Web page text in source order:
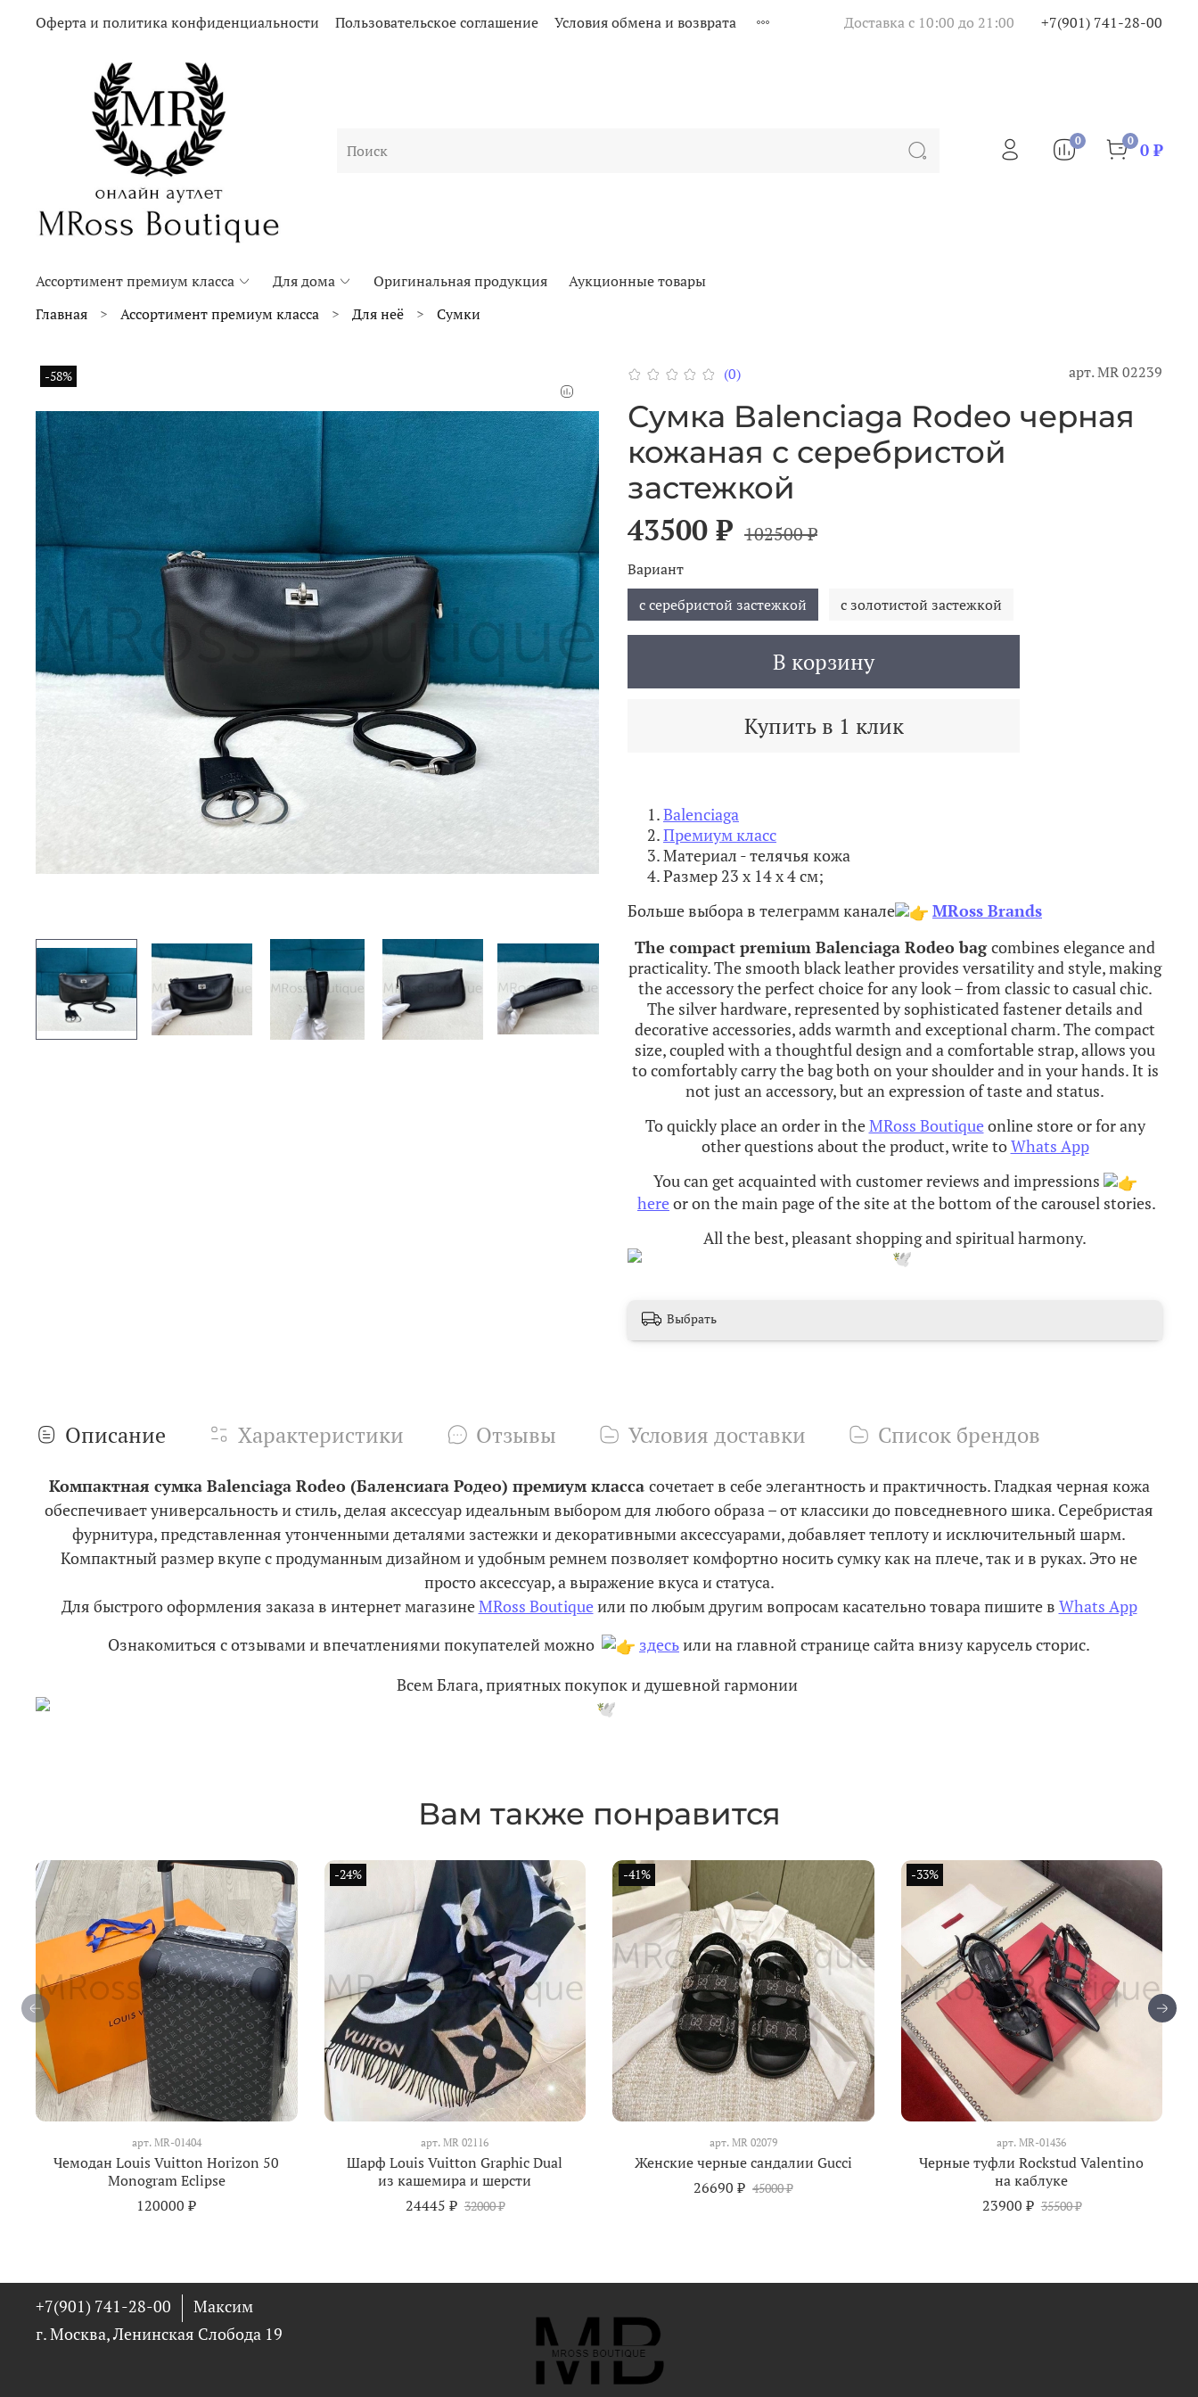
Оферта и политика конфиденциальности Пользовательское соглашение Условия обмена и возврата Доставка с 10:00 до 21:00 +7(901) 741-28-00
0 0 0 ₽
Ассортимент премиум класса Для дома Оригинальная продукция
Аукционные товары
Главная
Ассортимент премиум класса Для неё Сумки
-58% (0) арт.MR 02239
Сумка Balenciaga Rodeo черная
кожаная с серебристой
застежкой
43500 ₽ 102500 ₽
В корзину
Купить в 1 клик
Вариант
с серебристой застежкой
с золотистой застежкой
Balenciaga
Премиум класс
Материал - телячья кожа
Размер 23 х 14 х 4 см;
Больше выбора в телеграмм канале
MRoss Brands
The compact premium Balenciaga Rodeo bag combines eleganceand
practicality.The smooth blackleatherprovides versatilityand style,making
theaccessorytheperfect choiceforanylook–from classictocasual chic.
The silverhardware,represented bysophisticated fastenerdetails and
decorativeaccessories,adds warmth and exceptional charm.Thecompact
size,coupled with a thoughtful design and a comfortable strap,allows you
tocomfortablycarrythebagboth on your shoulderand in yourhands. It is
not just an accessory,but an expression oftasteand status.
To quickly place an order in theMRoss Boutiqueonline store or for any
other questions about the product, write toWhats App
You can get acquainted with customer reviews and impressions
hereor on the main page of the site at the bottom of the carousel stories.
All the best, pleasant shopping and spiritual harmony.
Выбрать
Описание Характеристики Отзывы Условия доставки Список брендов
Компактная сумка Balenciaga Rodeo (Баленсиага Родео) премиум класса сочетает в себе элегантность и практичность. Гладкая черная кожа
обеспечивает универсальность и стиль, делая аксессуар идеальным выбором для любого образа – от классики до повседневного шика. Серебристая
фурнитура, представленная утонченными деталями застежки и декоративными аксессуарами, добавляет теплоту и исключительный шарм.
Компактный размер вкупе с продуманным дизайном и удобным ремнем позволяет комфортно носить сумку как на плече, так и в руках. Это не
просто аксессуар, а выражение вкуса и статуса.
Для быстрого оформления заказа в интернет магазинеMRoss Boutiqueили по любым другим вопросам касательно товара пишите в Whats App
Ознакомиться с отзывами и впечатлениями покупателей можно
здесьили на главной странице сайта внизу карусель сторис.
Всем Блага, приятных покупок и душевной гармонии
Вам также понравится
арт. MR-01404
Чемодан Louis Vuitton Horizon 50
Monogram Eclipse
120000 ₽
-24%
арт.MR 02116
Шарф Louis Vuitton Graphic Dual
из кашемира и шерсти
24445 ₽ 32000 ₽
-41%
арт. MR 02079
Женские черные сандалии Gucci
26690 ₽ 45000 ₽
-33%
арт.MR-01436
Черные туфли Rockstud Valentino
на каблуке
23900 ₽ 35500 ₽
+7(901) 741-28-00
Максим
г. Москва, Ленинская Слобода 19